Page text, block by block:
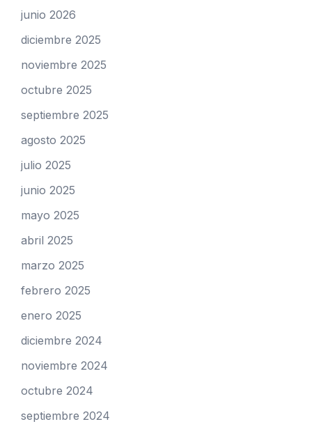
junio 2026
diciembre 2025
noviembre 2025
octubre 2025
septiembre 2025
agosto 2025
julio 2025
junio 2025
mayo 2025
abril 2025
marzo 2025
febrero 2025
enero 2025
diciembre 2024
noviembre 2024
octubre 2024
septiembre 2024